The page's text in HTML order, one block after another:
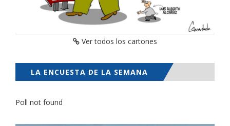
Ver todos los cartones
LA ENCUESTA DE LA SEMANA
Poll not found